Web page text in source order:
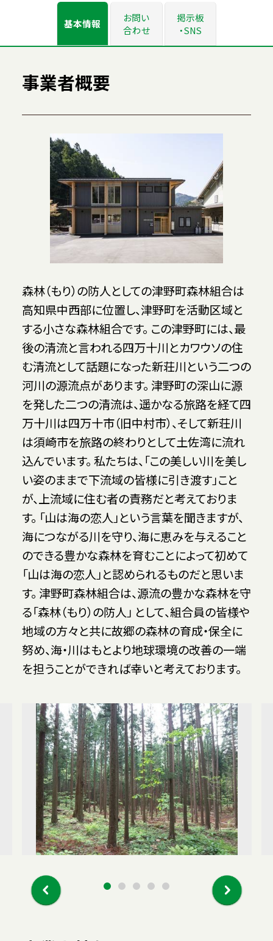
基本情報
お問い
合わせ
掲示板
・SNS
事業者概要
森林（もり）の防人としての津野町森林組合は
高知県中西部に位置し、津野町を活動区域と
する小さな森林組合です。 この津野町には、最
後の清流と言われる四万十川とカワウソの住
む清流として話題になった新荘川という二つの
河川の源流点があります。 津野町の深山に源
を発した二つの清流は、遥かなる旅路を経て四
万十川は四万十市（旧中村市）、そして新荘川
は須崎市を旅路の終わりとして土佐湾に流れ
込んでいます。 私たちは、「この美しい川を美し
い姿のままで下流域の皆様に引き渡す」こと
が、上流域に住む者の責務だと考えておりま
す。 「山は海の恋人」という言葉を聞きますが、
海につながる川を守り、海に恵みを与えること
のできる豊かな森林を育むことによって初めて
「山は海の恋人」と認められるものだと思いま
す。 津野町森林組合は、源流の豊かな森林を守
る「森林（もり）の防人」 として、組合員の皆様や
地域の方々と共に故郷の森林の育成・保全に
努め、海・川はもとより地球環境の改善の一端
を担うことができれば幸いと考えております。